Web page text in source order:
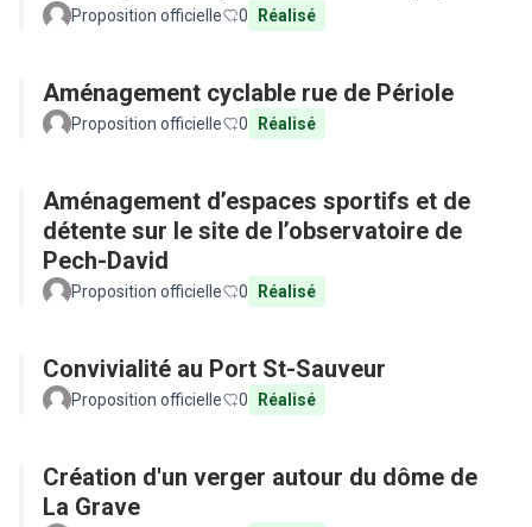
Proposition officielle 0 Réalisé
Aménagement cyclable rue de Périole
Proposition officielle 0 Réalisé
Aménagement d’espaces sportifs et de
détente sur le site de l’observatoire de
Pech-David
Proposition officielle 0 Réalisé
Convivialité au Port St-Sauveur
Proposition officielle 0 Réalisé
Création d'un verger autour du dôme de
La Grave